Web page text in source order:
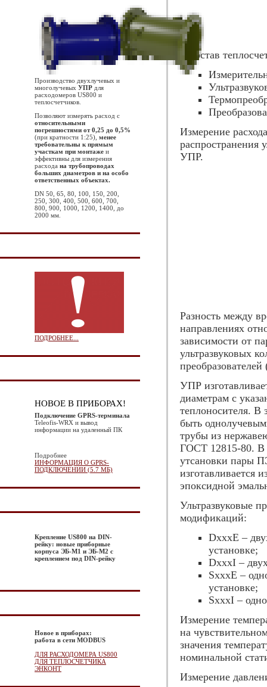
В состав
Измерение
распространения
УПР.
Разность между
направлениях
зависимости от
ультразвуковых
УПР
диаметрам с
теплоносителя. В
быть
трубы из
ГОСТ 12815-80. В
утсановки пары
изготавливается
эпоксидной
Ультразвуковые
модификаций:
DxxxE –
установке;
DxxxI –
SxxxE –
установке;
SxxxI –
Измерение
на
значения
номинальной
Измерение
Производство двухлучевых и
многолучевых УПР для
расходомеров US800 и
теплосчетчиков.
Позволяют измерять расход с
относительными
погрешностями от 0,25 до 0,5%
(при кратности 1:25), менее
требовательны к прямым
участкам при монтаже и
эффективны для измерения
расхода на трубопроводах
больших диаметров и на особо
ответственных объектах.
DN 50, 65, 80, 100, 150, 200,
250, 300, 400, 500, 600, 700,
800, 900, 1000, 1200, 1400, до
2000 мм.
ПОДРОБНЕЕ...
НОВОЕ В ПРИБОРАХ!
Подключение GPRS-терминала
Teleofis-WRX и вывод
информации на удаленный ПК
Подробнее
ИНФОРМАЦИЯ О GPRS-
ПОДКЛЮЧЕНИИ (5.7 МБ)
Крепление US800 на DIN-
рейку: новые приборные
корпуса ЭБ-М1 и ЭБ-М2 с
креплением под DIN-рейку
Новое в приборах:
работа в сети MODBUS
ДЛЯ РАСХОДОМЕРА US800
ДЛЯ ТЕПЛОСЧЕТЧИКА
ЭНКОНТ